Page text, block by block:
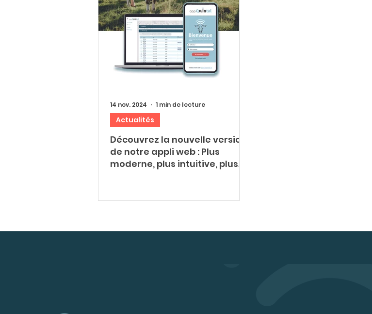
Découvrez la nouvelle version
de notre appli web : Plus
moderne, plus intuitive, plus
Actualités
14 nov. 2024 1 min de lecture